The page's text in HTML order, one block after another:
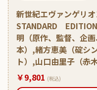
新世紀エヴァンゲ
STANDARD
明（原作、監督、企
本）,緒方恵美（碇シ
ト）,山口由里子（赤
￥9,801 (税込)